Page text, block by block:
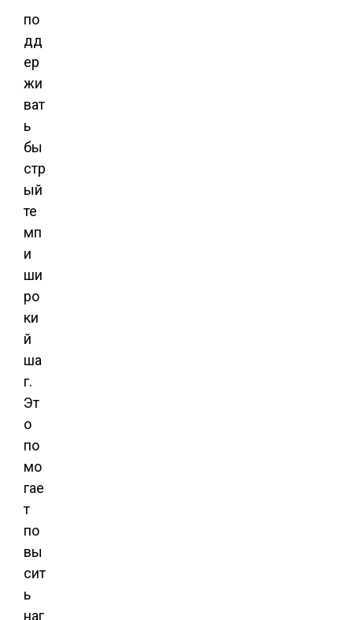
по
дд
ер
жи
ват
ь
бы
стр
ый
те
мп
и
ши
ро
ки
й
ша
г.
Эт
о
по
мо
гае
т
по
вы
сит
ь
наг